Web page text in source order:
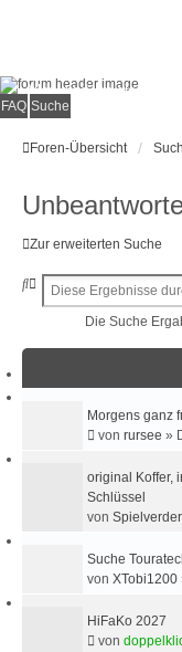
Alles rund um die
FAQ Suche
Foren-Übersicht
Zur erweiterten Suche
S
Die Suche
Morgens ganz
von rursee »
original Koffer,
Schlüssel
von
Suche
von XTobi1200
HiFaKo 2027
von